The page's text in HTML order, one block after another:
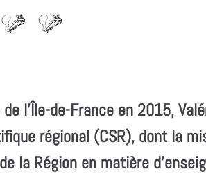
l’Île-de-France en 2015,
régional (CSR), dont la
la Région en matière